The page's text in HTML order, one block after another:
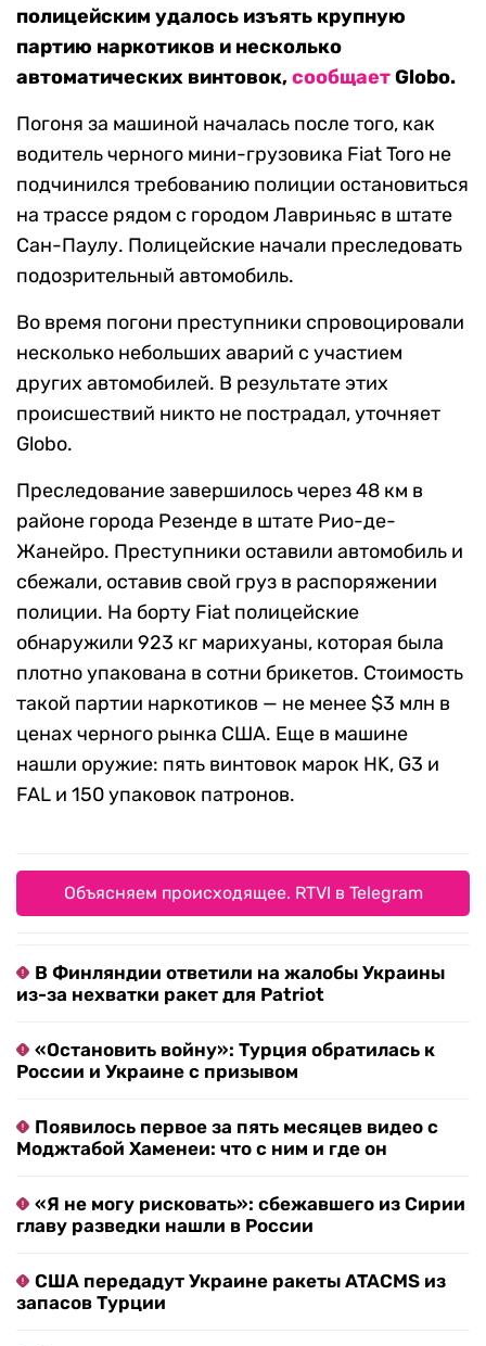
полицейским удалось изъять крупную
партию наркотиков и несколько
автоматических винтовок,сообщаетGlobo.
Погоня за машиной началась после того, как
водитель черного мини-грузовика Fiat Toro не
подчинился требованию полиции остановиться
на трассе рядом с городом Лавриньяс в штате
Сан-Паулу. Полицейские начали преследовать
подозрительный автомобиль.
Во время погони преступники спровоцировали
несколько небольших аварий с участием
других автомобилей. В результате этих
происшествий никто не пострадал, уточняет
Globo.
Преследование завершилось через 48 км в
районе города Резенде в штате Рио-де-
Жанейро. Преступники оставили автомобиль и
сбежали, оставив свой груз в распоряжении
полиции. На борту Fiat полицейские
обнаружили 923 кг марихуаны, которая была
плотно упакована в сотни брикетов. Стоимость
такой партии наркотиков — не менее $3 млн в
ценах черного рынка США. Еще в машине
нашли оружие: пять винтовок марок HK, G3 и
FAL и 150 упаковок патронов.
Объясняем происходящее. RTVI в Telegram
В Финляндии ответили на жалобы Украины
из-за нехватки ракет для Patriot
«Остановить войну»: Турция обратилась к
России и Украине с призывом
Появилось первое за пять месяцев видео с
Моджтабой Хаменеи: что с ним и где он
«Я не могу рисковать»: сбежавшего из Сирии
главу разведки нашли в России
США передадут Украине ракеты ATACMS из
запасов Турции